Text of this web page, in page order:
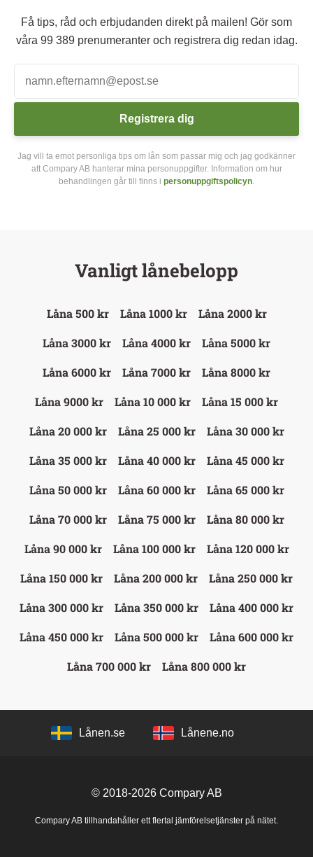
Få tips, råd och erbjudanden direkt på mailen! Gör som
våra 99 389 prenumeranter och registrera dig redan idag.
Registrera dig
Jag vill ta emot personliga tips om lån som passar mig och jag godkänner
att Compary AB hanterar mina personuppgifter. Information om hur
behandlingen går till finns i personuppgiftspolicyn
Vanligt lånebelopp
Låna 500 kr Låna 1000 kr
Låna 2000 kr
Låna 3000 kr
Låna 4000 kr
Låna 5000 kr
Låna 6000 kr
Låna 7000 kr
Låna 8000 kr
Låna 9000 kr
Låna 10 000 kr
Låna 15 000 kr
Låna 20 000 kr
Låna 25 000 kr
Låna 30 000 kr
Låna 35 000 kr
Låna 40 000 kr
Låna 45 000 kr
Låna 50 000 kr
Låna 60 000 kr
Låna 65 000 kr
Låna 70 000 kr
Låna 75 000 kr
Låna 80 000 kr
Låna 90 000 kr
Låna 100 000 kr
Låna 120 000 kr
Låna 150 000 kr
Låna 200 000 kr
Låna 250 000 kr
Låna 300 000 kr
Låna 350 000 kr
Låna 400 000 kr
Låna 450 000 kr
Låna 500 000 kr
Låna 600 000 kr
Låna 700 000 kr
Låna 800 000 kr
Lånen.se Lånene.no
© 2018-2026Compary AB
Compary AB tillhandahåller ett flertal jämförelsetjänster på nätet.